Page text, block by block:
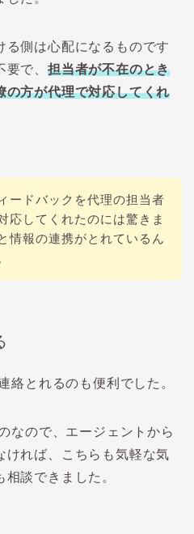
る側は心配になるものです
で、 担当者が不在のとき
の方が代理で対応してくれ
ードバックを代理の担当者
応してくれたのには驚きま
情報の連携がとれているん
絡とれるのも便利でした。
なので、エージェントから
ければ、こちらも気軽な気
談できました。